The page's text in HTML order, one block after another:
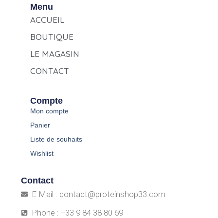
Menu
ACCUEIL
BOUTIQUE
LE MAGASIN
CONTACT
Compte
Mon compte
Panier
Liste de souhaits
Wishlist
Contact
E Mail : contact@proteinshop33.com
Phone : +33 9 84 38 80 69